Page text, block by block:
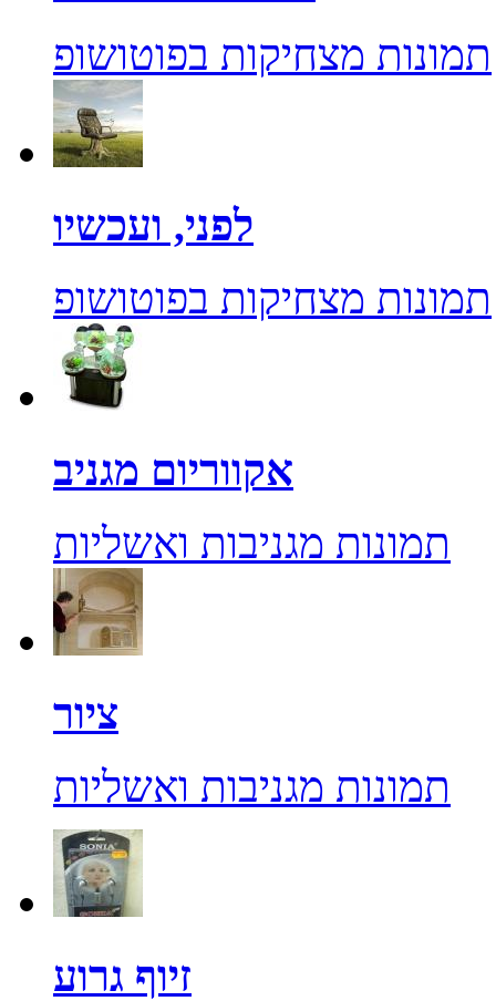
תמונות מצחיקות בפוטושופ
לפני, ועכשיו
תמונות מצחיקות בפוטושופ
אקווריום מגניב
תמונות מגניבות ואשליות
ציור
תמונות מגניבות ואשליות
זיוף גרוע